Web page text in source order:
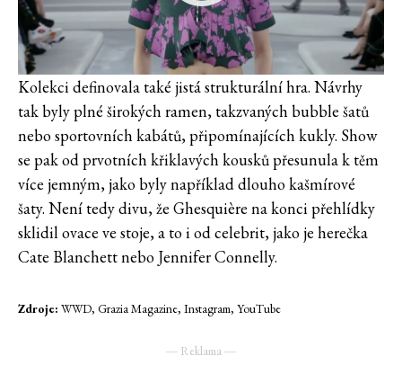
Kolekci definovala také jistá strukturální hra. Návrhy
tak byly plné širokých ramen, takzvaných bubble šatů
nebo sportovních kabátů, připomínajících kukly. Show
se pak od prvotních křiklavých kousků přesunula k těm
více jemným, jako byly například dlouho kašmírové
šaty. Není tedy divu, že Ghesquière na konci přehlídky
sklidil ovace ve stoje, a to i od celebrit, jako je herečka
Cate Blanchett nebo Jennifer Connelly.
Zdroje: WWD, Grazia Magazine, Instagram, YouTube
― Reklama ―